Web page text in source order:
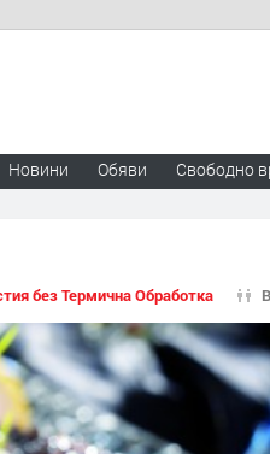
Новини Обяви Свободно
без Термична Обработка